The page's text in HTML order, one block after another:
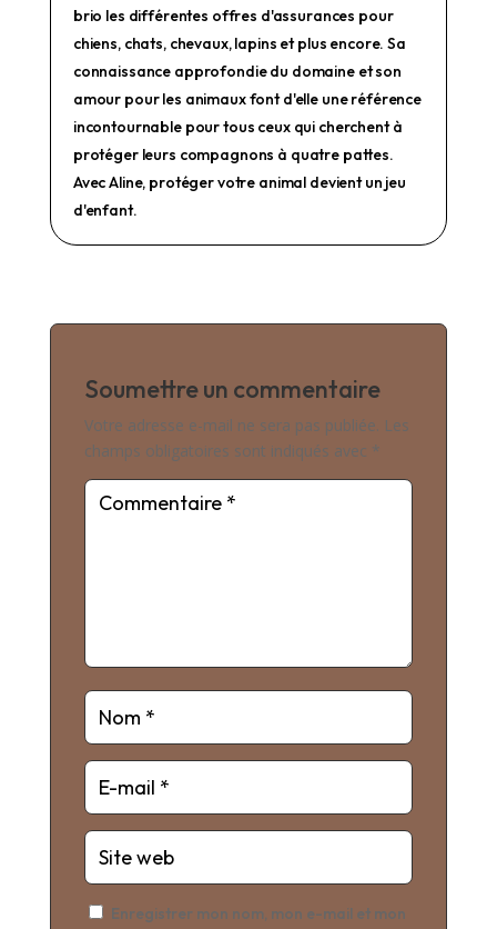
brio les différentes offres d'assurances pour
chiens, chats, chevaux, lapins et plus encore. Sa
connaissance approfondie du domaine et son
amour pour les animaux font d'elle une référence
incontournable pour tous ceux qui cherchent à
protéger leurs compagnons à quatre pattes.
Avec Aline, protéger votre animal devient un jeu
d'enfant.
Soumettre un commentaire
Votre adresse e-mail ne sera pas publiée. Les
champs obligatoires sont indiqués avec *
Enregistrer mon nom, mon e-mail et mon